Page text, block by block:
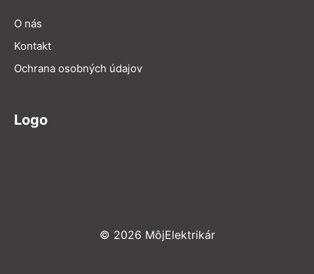
O nás
Kontakt
Ochrana osobných údajov
Logo
© 2026 MôjElektrikár